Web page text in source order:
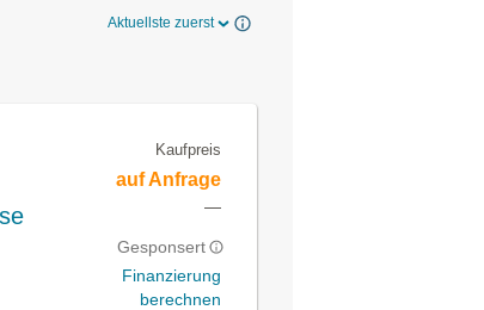
Aktuellste zuerst
Kaufpreis
auf Anfrage
—
Gesponsert
Finanzierung
berechnen